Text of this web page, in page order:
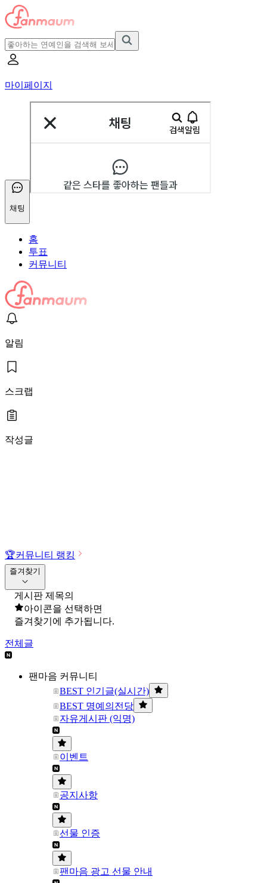
마이페이지
채팅
홈
투표
커뮤니티
알림
스크랩
작성글
🏆커뮤니티 랭킹
즐겨찾기
게시판 제목의
아이콘을 선택하면
즐겨찾기에 추가됩니다.
전체글
팬마음 커뮤니티
BEST 인기글(실시간)
BEST 명예의전당
자유게시판 (익명)
이벤트
공지사항
선물 인증
팬마음 광고 선물 안내